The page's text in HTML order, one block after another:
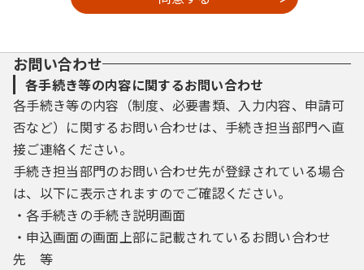
要です。このことを前提に、構成団体は本シ
みなします。何らかの理由によりこの規約に
同意することができない場合は、本システム
を利用することができません。なお、閲覧の
みについても、この規約に同意したものとみ
なします。
３ 利用者ＩＤ・パスワード等の登録・変更
及び削除
お問い合わせ
各手続き等の内容に関するお問い合わせ
各手続き等の内容（制度、必要書類、入力内容、申請可
否など）に関するお問い合わせは、手続き担当部門へ直
接ご連絡ください。
手続き担当部門のお問い合わせ先が登録されている場合
は、以下に表示されますのでご確認ください。
・各手続きの手続き説明画面
・申込画面の画面上部に記載されているお問い合わせ
先 等